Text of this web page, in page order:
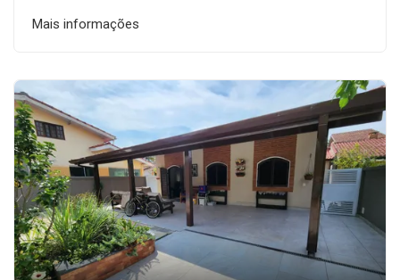
Mais informações